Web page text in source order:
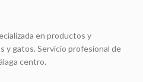
en productos y
y gatos. Servicio profesional de
centro.